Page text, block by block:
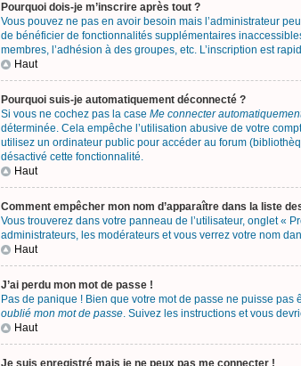
Pourquoi dois-je m’inscrire après tout ?
Vous pouvez ne pas en avoir besoin mais l’administrateur
de bénéficier de fonctionnalités supplémentaires
membres, l’adhésion à des groupes, etc. L’inscription est
Haut
Pourquoi suis-je automatiquement déconnecté ?
Si vous ne cochez pas la case Me connecter
déterminée. Cela empêche l’utilisation abusive de votre
utilisez un ordinateur public pour accéder au forum
désactivé cette fonctionnalité.
Haut
Comment empêcher mon nom d’apparaître dans la liste
Vous trouverez dans votre panneau de l’utilisateur, onglet «
administrateurs, les modérateurs et vous verrez votre nom
Haut
J’ai perdu mon mot de passe !
Pas de panique ! Bien que votre mot de passe ne puisse
oublié mon mot de passe. Suivez les instructions et vous
Haut
Je suis enregistré mais je ne peux pas me connecter !